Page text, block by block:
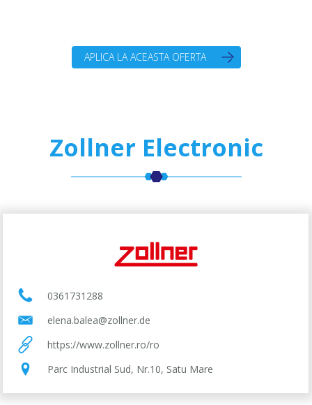
APLICA LA ACEASTA OFERTA
Zollner Electronic
0361731288
elena.balea@zollner.de
https://www.zollner.ro/ro
Parc Industrial Sud, Nr.10, Satu Mare